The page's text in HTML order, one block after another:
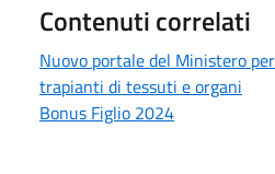
Contenuti correlati
Nuovo portale del Ministero
trapianti di tessuti e organi
Bonus Figlio 2024